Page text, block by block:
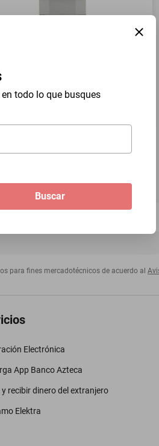
todo lo que busques
Buscar
para fines mercadotécnicos de acuerdo al
Electrónica
App Banco Azteca
y recibir dinero del extranjero
Elektra